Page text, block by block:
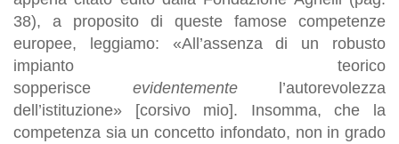
38), a proposito di queste famose competenze
europee, leggiamo: «All’assenza di un robusto
impianto teorico
sopperisce evidentemente l’autorevolezza
dell’istituzione» [corsivo mio]. Insomma, che la
competenza sia un concetto infondato, non in grado